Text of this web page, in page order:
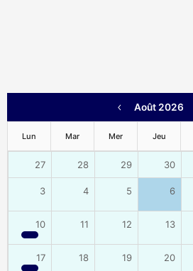
Août 2026
Lun Mar Mer Jeu
27 28 29 30
3 4 5 6
10 11 12 13
17 18 19 20